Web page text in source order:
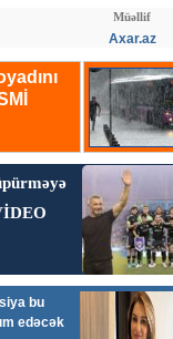
Müəllif
Axar.az